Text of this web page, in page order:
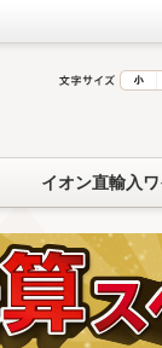
イオン直輸入